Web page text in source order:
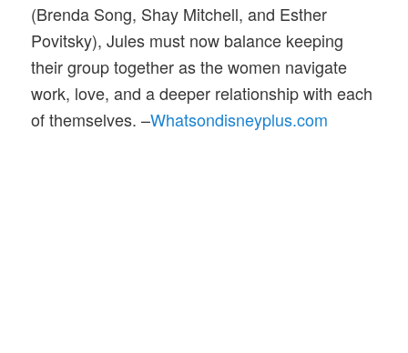
(Brenda Song, Shay Mitchell, and Esther
Povitsky), Jules must now balance keeping
their group together as the women navigate
work, love, and a deeper relationship with each
of themselves. –Whatsondisneyplus.com